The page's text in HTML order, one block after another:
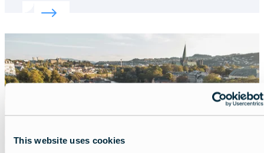
This website uses cookies
Read more about:
image